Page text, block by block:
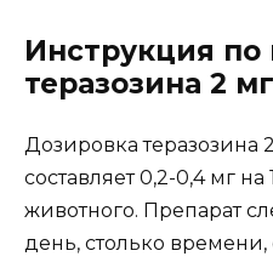
Инструкция
теразозина 2
Дозировка теразозина
составляет 0,2-0,4 мг на
животного. Препарат
день, столько времени,